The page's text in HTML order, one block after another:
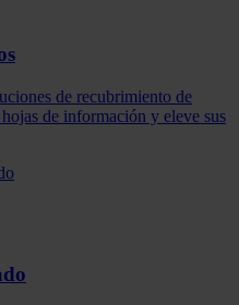
de recubrimiento de
de información y eleve sus